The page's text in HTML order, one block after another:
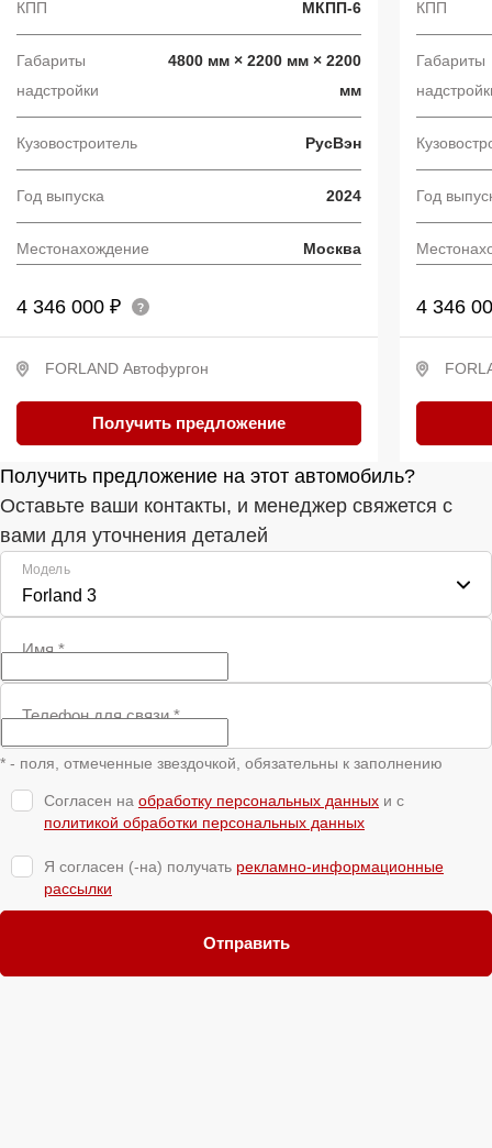
КПП МКПП-6
Габариты
надстройки
4800 мм × 2200 мм × 2200
мм
Кузовостроитель РусВэн
Год выпуска 2024
Местонахождение Москва
4 346 000 ₽
FORLAND Автофургон
Получить предложение
КПП
Габариты
Год
4 346
Получить предложение на этот автомобиль?
Оставьте ваши контакты, и менеджер свяжется с
вами для уточнения деталей
Модель
Forland 3
Имя*
Телефон для связи*
* - поля, отмеченные звездочкой, обязательны к заполнению
Согласен на обработку персональных данных и c
политикой обработки персональных данных
Я согласен (-на) получать рекламно-информационные
рассылки
Отправить